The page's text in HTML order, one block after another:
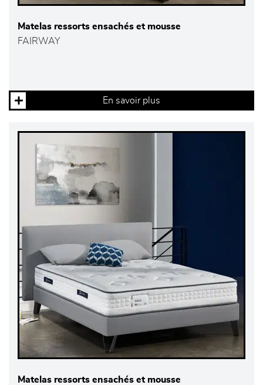
Matelas ressorts ensachés et mousse
FAIRWAY
En savoir plus
Matelas ressorts ensachés et mousse